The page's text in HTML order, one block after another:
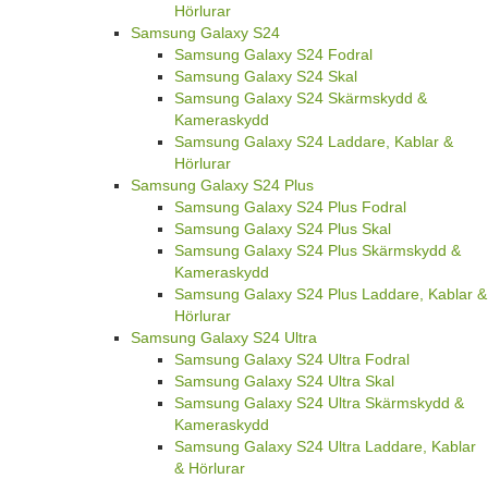
Hörlurar
Samsung Galaxy S24
Samsung Galaxy S24 Fodral
Samsung Galaxy S24 Skal
Samsung Galaxy S24 Skärmskydd &
Kameraskydd
Samsung Galaxy S24 Laddare, Kablar &
Hörlurar
Samsung Galaxy S24 Plus
Samsung Galaxy S24 Plus Fodral
Samsung Galaxy S24 Plus Skal
Samsung Galaxy S24 Plus Skärmskydd &
Kameraskydd
Samsung Galaxy S24 Plus Laddare, Kablar &
Hörlurar
Samsung Galaxy S24 Ultra
Samsung Galaxy S24 Ultra Fodral
Samsung Galaxy S24 Ultra Skal
Samsung Galaxy S24 Ultra Skärmskydd &
Kameraskydd
Samsung Galaxy S24 Ultra Laddare, Kablar
& Hörlurar